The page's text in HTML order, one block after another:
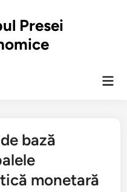
Presei
bază
monetară